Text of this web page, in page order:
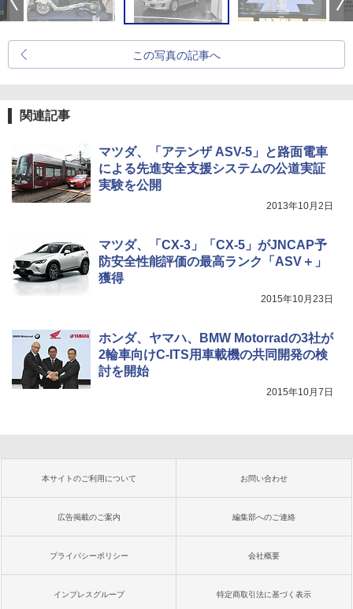
この写真の記事へ
関連記事
マツダ、「アテンザ ASV-5」と路面電車
による先進安全支援システムの公道実証
実験を公開
2013年10月2日
マツダ、「CX-3」「CX-5」がJNCAP予
防安全性能評価の最高ランク「ASV＋」
獲得
2015年10月23日
ホンダ、ヤマハ、BMW Motorradの3社が
2輪車向けC-ITS用車載機の共同開発の検
討を開始
2015年10月7日
本サイトのご利用について お問い合わせ
広告掲載のご案内 編集部へのご連絡
プライバシーポリシー 会社概要
インプレスグループ 特定商取引法に基づく表示